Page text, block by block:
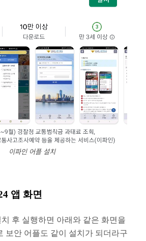
이파인 어플 설치
앱 화면
후 실행하면 아래와 같은 화면을
보안 어플도 같이 설치가 되더라구